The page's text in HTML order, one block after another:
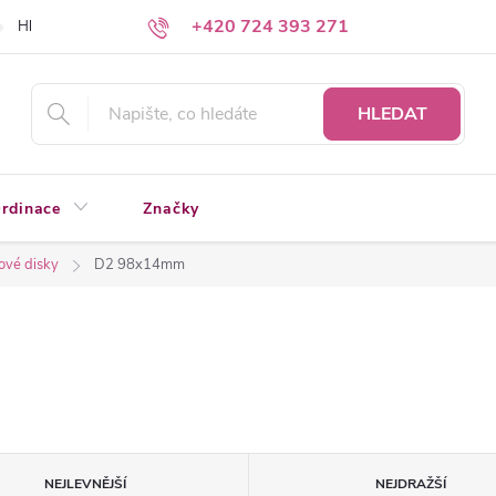
+420 724 393 271
Hledáte a nenacházíte? Napište nám
HLEDAT
Značky
disky D2 98x14mm
NEJLEVNĚJŠÍ NEJDRAŽŠÍ